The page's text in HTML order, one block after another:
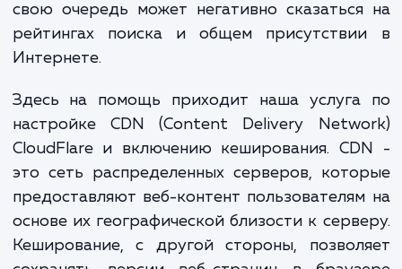
влияет на взаимодействие
вашим бизнесом. Медленная загрузка
снизить конверсию и увеличить отказы,
свою очередь может негативно
рейтингах поиска и общем
Интернете.
Здесь на помощь приходит наша
настройке CDN (Content Delivery
CloudFlare и включению кеширования.